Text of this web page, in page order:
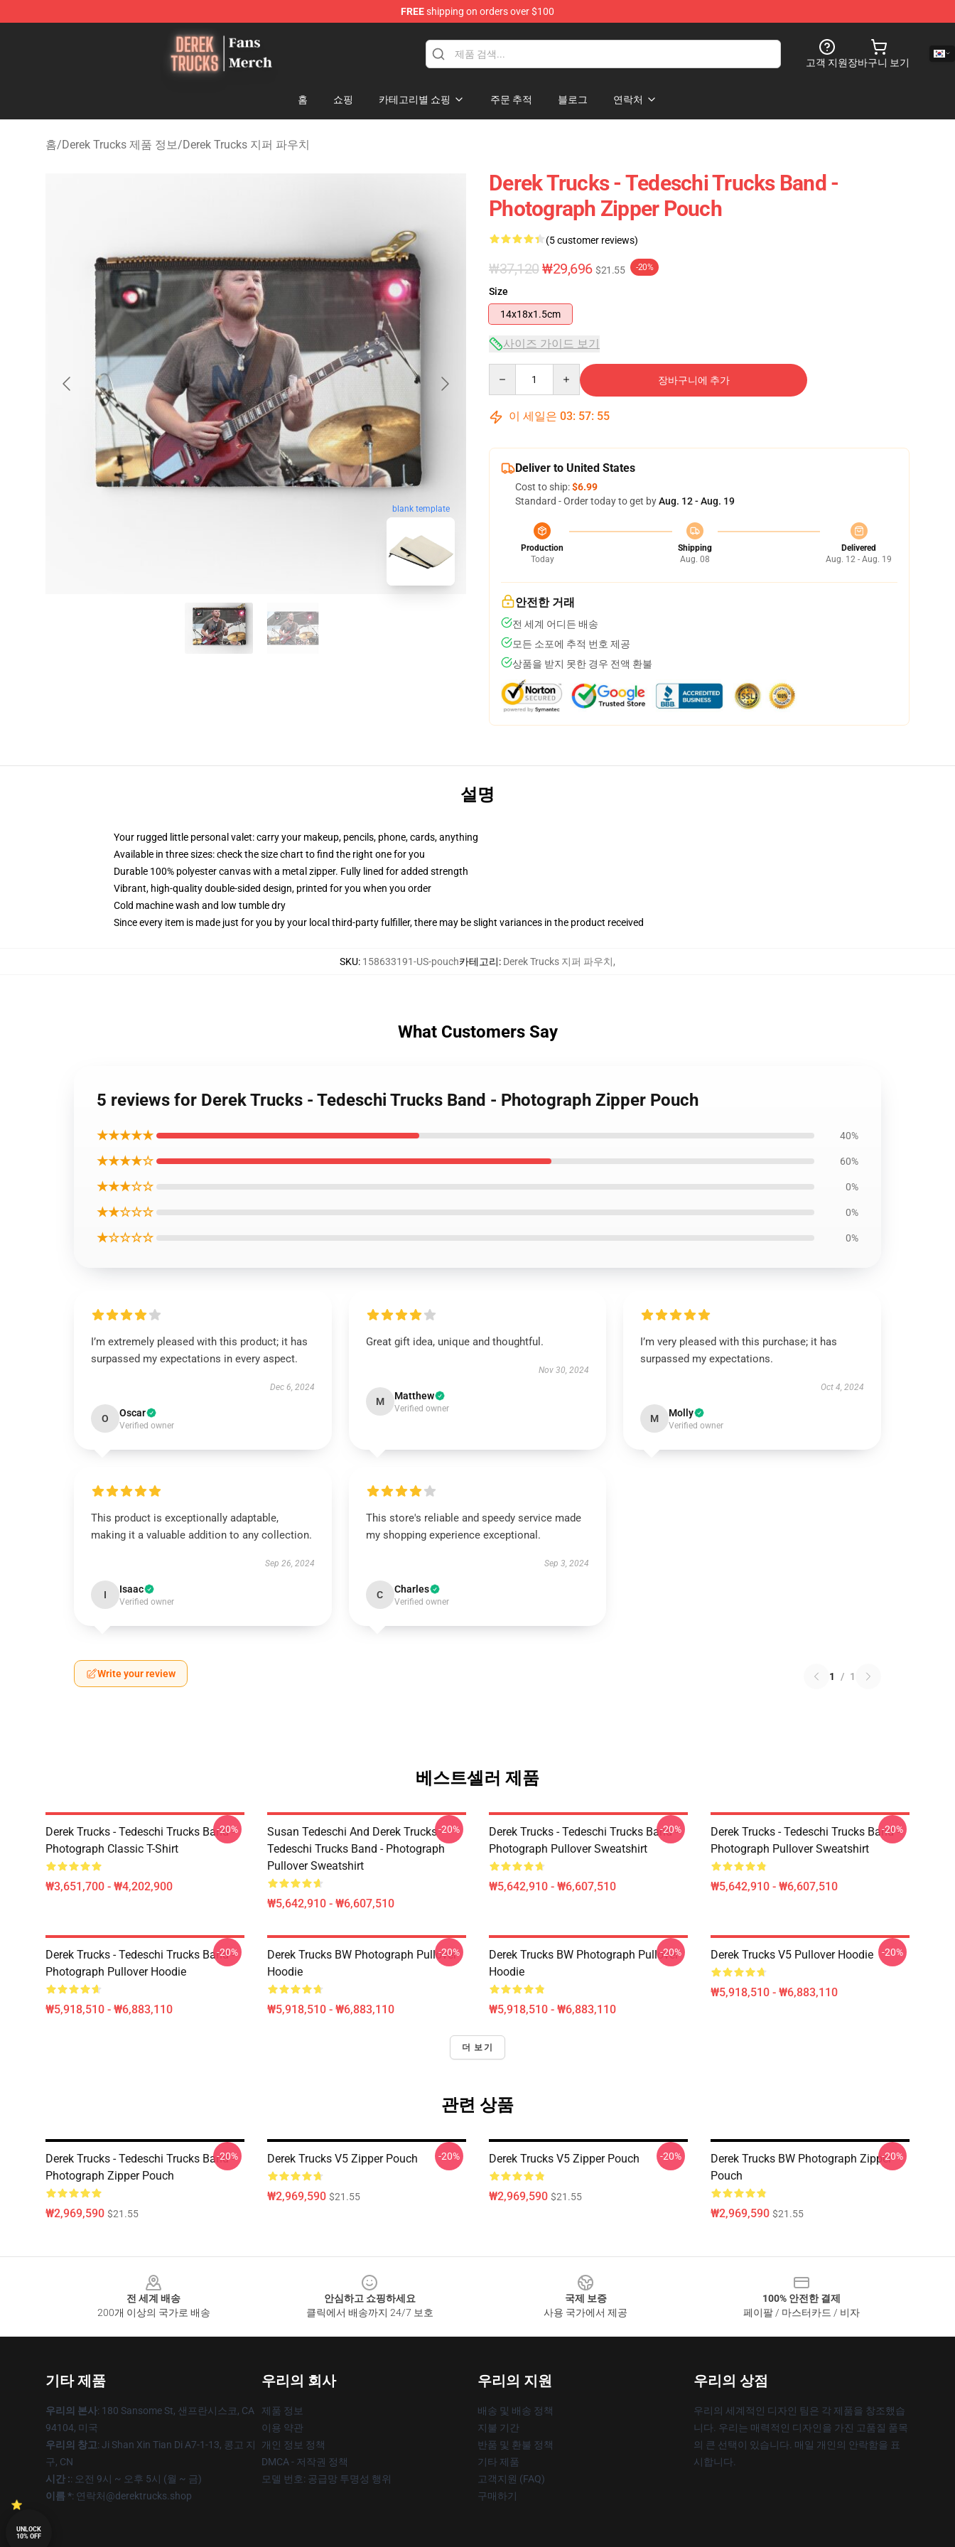
FREEshipping on orders over $100
Derek Trucks Store - Official Derek Trucks Merchandise Shop
고객 지원장바구니 보기
홈 쇼핑 카테고리별 쇼핑 주문 추적 블로그 연락처
홈/Derek Trucks 제품 정보/Derek Trucks 지퍼 파우치
blank template
Derek Trucks - Tedeschi Trucks Band -
Photograph Zipper Pouch
(5 customer reviews)
₩37,120₩29,696 $21.55 -20%
Size
14x18x1.5cm
사이즈 가이드 보기
장바구니에 추가
이 세일은 03: 57: 54
Deliver to United States
Cost to ship:$6.99
Standard - Order today to get byAug. 12 - Aug. 19
Production
Today
Shipping
Aug. 08
Delivered
Aug. 12 - Aug. 19
안전한 거래
전 세계 어디든 배송
모든 소포에 추적 번호 제공
상품을 받지 못한 경우 전액 환불
설명
Your rugged little personal valet: carry your makeup, pencils, phone, cards, anything
Available in three sizes: check the size chart to find the right one for you
Durable 100% polyester canvas with a metal zipper. Fully lined for added strength
Vibrant, high-quality double-sided design, printed for you when you order
Cold machine wash and low tumble dry
Since every item is made just for you by your local third-party fulfiller, there may be slight variances in the product received
SKU: 158633191-US-pouch카테고리: Derek Trucks 지퍼 파우치,
What Customers Say
5 reviews for Derek Trucks - Tedeschi Trucks Band - Photograph Zipper Pouch
★★★★★ 40%
★★★★☆ 60%
★★★☆☆ 0%
★★☆☆☆ 0%
★☆☆☆☆ 0%
I’m extremely pleased with this product; it has
surpassed my expectations in every aspect.
Dec 6, 2024
O Oscar
Verified owner
Great gift idea, unique and thoughtful.
Nov 30, 2024
M Matthew
Verified owner
I’m very pleased with this purchase; it has
surpassed my expectations.
Oct 4, 2024
M Molly
Verified owner
This product is exceptionally adaptable,
making it a valuable addition to any collection.
Sep 26, 2024
I Isaac
Verified owner
This store's reliable and speedy service made
my shopping experience exceptional.
Sep 3, 2024
C Charles
Verified owner
Write your review 1 / 1
베스트셀러 제품
Derek Trucks - Tedeschi Trucks Band -
Photograph Classic T-Shirt
₩3,651,700 - ₩4,202,900
-20%
Susan Tedeschi And Derek Trucks -
Tedeschi Trucks Band - Photograph
Pullover Sweatshirt
₩5,642,910 - ₩6,607,510
-20%
Derek Trucks - Tedeschi Trucks Band -
Photograph Pullover Sweatshirt
₩5,642,910 - ₩6,607,510
-20%
Derek Trucks - Tedeschi Trucks Band -
Photograph Pullover Sweatshirt
₩5,642,910 - ₩6,607,510
-20%
Derek Trucks - Tedeschi Trucks Band -
Photograph Pullover Hoodie
₩5,918,510 - ₩6,883,110
-20%
Derek Trucks BW Photograph Pullover
Hoodie
₩5,918,510 - ₩6,883,110
-20%
Derek Trucks BW Photograph Pullover
Hoodie
₩5,918,510 - ₩6,883,110
-20% Derek Trucks V5 Pullover Hoodie
₩5,918,510 - ₩6,883,110
-20%
더 보기
관련 상품
Derek Trucks - Tedeschi Trucks Band -
Photograph Zipper Pouch
₩2,969,590 $21.55
-20% Derek Trucks V5 Zipper Pouch
₩2,969,590 $21.55
-20% Derek Trucks V5 Zipper Pouch
₩2,969,590 $21.55
-20%
Derek Trucks BW Photograph Zipper
Pouch
₩2,969,590 $21.55
-20%
전 세계 배송
200개 이상의 국가로 배송
안심하고 쇼핑하세요
클릭에서 배송까지 24/7 보호
국제 보증
사용 국가에서 제공
100% 안전한 결제
페이팔 / 마스터카드 / 비자
기타 제품
우리의 본사: 180 Sansome St, 샌프란시스코, CA
94104, 미국
우리의 창고: Ji Shan Xin Tian Di A7-1-13, 콩고 지
구, CN
시간 :: 오전 9시 ~ 오후 5시 (월 ~ 금)
이름 *: 연락처@derektrucks.shop
우리의 회사
제품 정보
이용 약관
개인 정보 정책
DMCA - 저작권 정책
모델 번호: 공급망 투명성 행위
우리의 지원
배송 및 배송 정책
지불 기간
반품 및 환불 정책
기타 제품
고객지원 (FAQ)
구매하기
우리의 상점
우리의 세계적인 디자인 팀은 각 제품을 창조했습
니다. 우리는 매력적인 디자인을 가진 고품질 품목
의 큰 선택이 있습니다. 매일 개인의 안락함을 표
시합니다.
UNLOCK
10% OFF